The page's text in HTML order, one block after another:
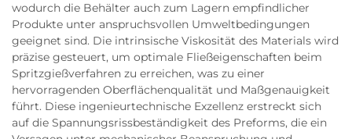
wodurch die Behälter auch zum Lagern empfindlicher
Produkte unter anspruchsvollen Umweltbedingungen
geeignet sind. Die intrinsische Viskosität des Materials wird
präzise gesteuert, um optimale Fließeigenschaften beim
Spritzgießverfahren zu erreichen, was zu einer
hervorragenden Oberflächenqualität und Maßgenauigkeit
führt. Diese ingenieurtechnische Exzellenz erstreckt sich
auf die Spannungsrissbeständigkeit des Preforms, die ein